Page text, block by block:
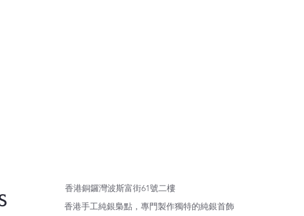
香港銅鑼灣波斯富街61號二樓
香港手工純銀梟點，專門製作獨特的純銀首飾